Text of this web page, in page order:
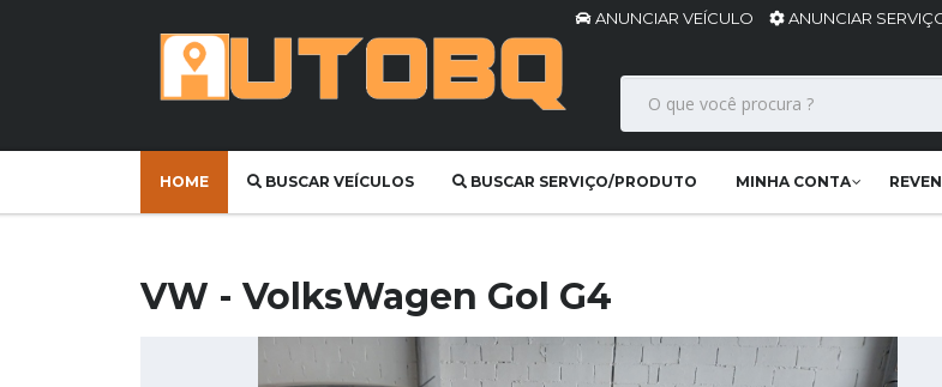
ANUNCIAR VEÍCULO ANUNCIAR
HOME BUSCAR VEÍCULOS BUSCAR SERVIÇO/PRODUTO MINHA CONTA
VW - VolksWagen Gol G4